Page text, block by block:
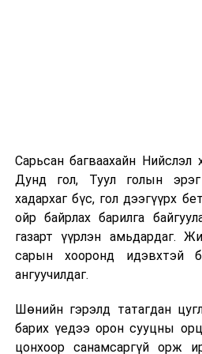
байна. Тус бүр нь 14,000 м³
метрийн диаметр, 14.5
босоо ган сав барихаар
оруулалтын хэмжээ 151.26
жилийн 9 хувийн хүүтэй
хүрээнд арилжааны
гүйцэтгэл нь 40 хувьтай
дүгээр сарын 31-нд
оруулахаар төлөвлөснийг
Сарьсан багваахайн
Дунд гол, Туул голын
хадархаг бүс, гол дээгүүрх
ойр байрлах барилга
газарт үүрлэн амьдардаг.
сарын хооронд идэвхтэй
ангуучилдаг.
Шөнийн гэрэлд татагдан
барих үедээ орон сууцны
цонхоор санамсаргүй орж